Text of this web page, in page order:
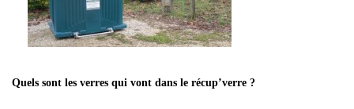
Quels sont les verres qui vont dans le récup’verre ?